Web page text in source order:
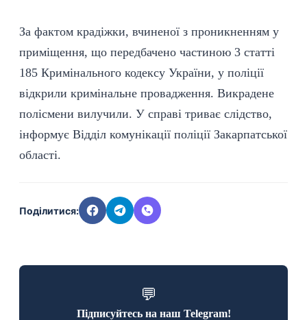
За фактом крадіжки, вчиненої з проникненням у
приміщення, що передбачено частиною 3 статті
185 Кримінального кодексу України, у поліції
відкрили кримінальне провадження. Викрадене
полісмени вилучили. У справі триває слідство,
інформує Відділ комунікації поліції Закарпатської
області.
Поділитися:
💬
Підписуйтесь на наш Telegram!